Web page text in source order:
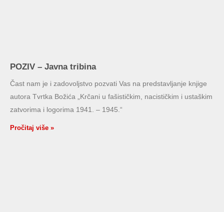
POZIV – Javna tribina
Čast nam je i zadovoljstvo pozvati Vas na predstavljanje knjige
autora Tvrtka Božića „Krčani u fašističkim, nacističkim i ustaškim
zatvorima i logorima 1941. – 1945.“
Pročitaj više »